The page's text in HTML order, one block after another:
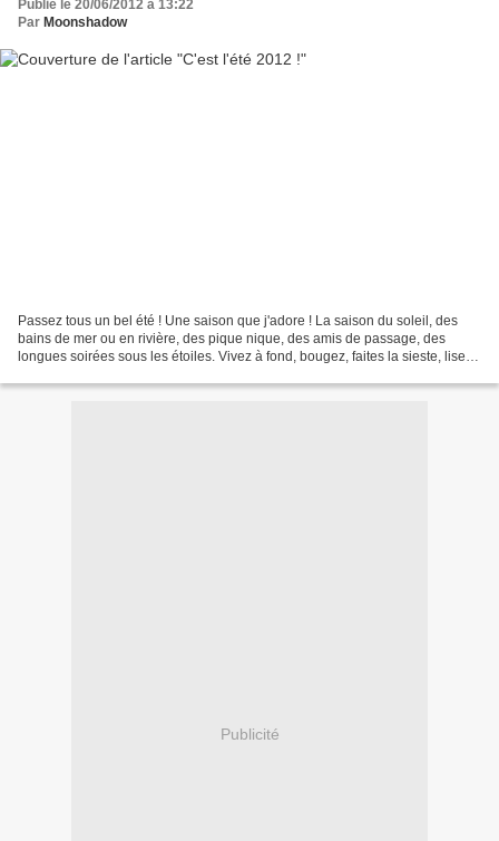
Publié le 20/06/2012 à 13:22
Par Moonshadow
Passez tous un bel été ! Une saison que j'adore ! La saison du soleil, des
bains de mer ou en rivière, des pique nique, des amis de passage, des
longues soirées sous les étoiles. Vivez à fond, bougez, faites la sieste, lisez,
Publicité